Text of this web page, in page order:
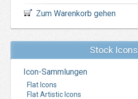
Zum Warenkorb gehen
Stock Icons
Icon-Sammlungen
Flat Icons
Flat Artistic Icons